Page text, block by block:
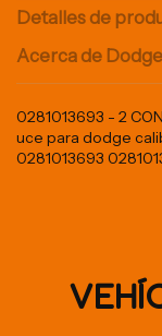
Detalles de
Acerca de Dodge
0281013693 - 2
uce para dodge
0281013693